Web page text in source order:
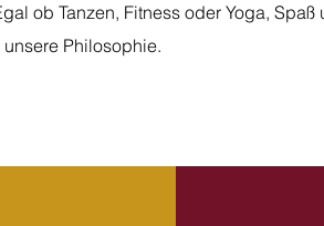
ob Tanzen, Fitness oder Yoga, Spaß
Philosophie.